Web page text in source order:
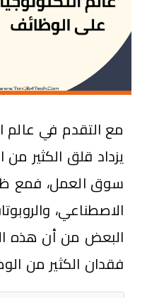
مع التقدم في عالم
يزداد قلق الكثير
سوق العمل، فمع
الاصطناعي،
البعض من أن هذه
فقدان الكثير من